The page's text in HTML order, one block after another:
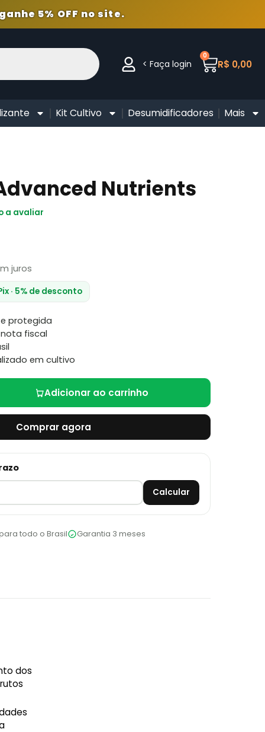
5% OFF no site.
< Faça login R$ 0,00
0
Kit Cultivo Desumidificadores Mais
Nutrients
a avaliar
juros
· 5% de desconto
e protegida
fiscal
em cultivo
Adicionar ao carrinho
Comprar agora
Calcular
todo o Brasil Garantia 3 meses
dos